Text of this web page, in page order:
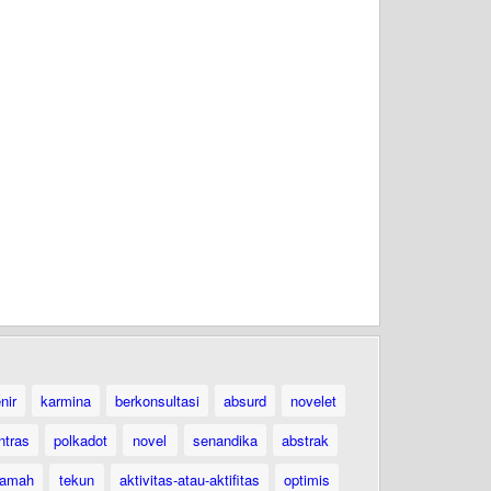
karmina berkonsultasi absurd
novelet
polkadot novel senandika
abstrak
tekun aktivitas-atau-aktifitas optimis